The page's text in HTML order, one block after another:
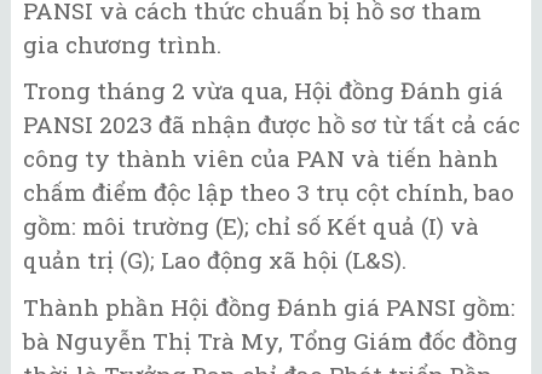
PANSI và cách thức chuẩn bị hồ sơ tham
gia chương trình.
Trong tháng 2 vừa qua, Hội đồng Đánh giá
PANSI 2023 đã nhận được hồ sơ từ tất cả các
công ty thành viên của PAN và tiến hành
chấm điểm độc lập theo 3 trụ cột chính, bao
gồm: môi trường (E); chỉ số Kết quả (I) và
quản trị (G); Lao động xã hội (L&S).
Thành phần Hội đồng Đánh giá PANSI gồm:
bà Nguyễn Thị Trà My, Tổng Giám đốc đồng